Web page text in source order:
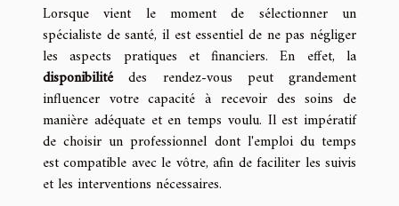
Lorsque vient le moment de sélectionner un
spécialiste de santé, il est essentiel de ne pas négliger
les aspects pratiques et financiers. En effet, la
disponibilitédes rendez-vous peut grandement
influencer votre capacité à recevoir des soins de
manière adéquate et en temps voulu. Il est impératif
de choisir un professionnel dont l'emploi du temps
est compatible avec le vôtre, afin de faciliter les suivis
et les interventions nécessaires.